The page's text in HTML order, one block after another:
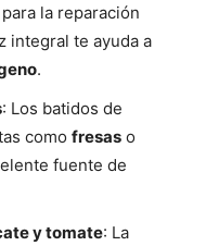
para la reparación
integral te ayuda a
.
: Los batidos de
como fresas o
fuente de
y tomate: La